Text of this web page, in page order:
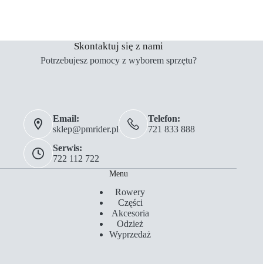
Skontaktuj się z nami
Potrzebujesz pomocy z wyborem sprzętu?
Email:
sklep@pmrider.pl
Telefon:
721 833 888
Serwis:
722 112 722
Menu
Rowery
Części
Akcesoria
Odzież
Wyprzedaż